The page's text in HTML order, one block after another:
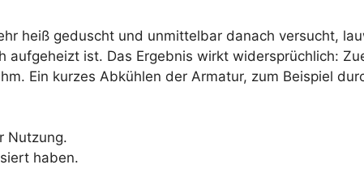
heiß geduscht und unmittelbar danach versucht,
ist. Das Ergebnis wirkt widersprüchlich:
Ein kurzes Abkühlen der Armatur, zum Beispiel
Nutzung.
haben.